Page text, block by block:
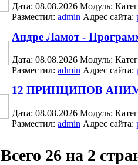
Дата: 08.08.2026 Модуль:
Разместил: admin Адрес сайта:
Андре Ламот -
Дата: 08.08.2026 Модуль:
Разместил: admin Адрес сайта:
12 ПРИНЦИПОВ
Дата: 08.08.2026 Модуль:
Разместил: admin Адрес сайта:
Всего 26 на 2